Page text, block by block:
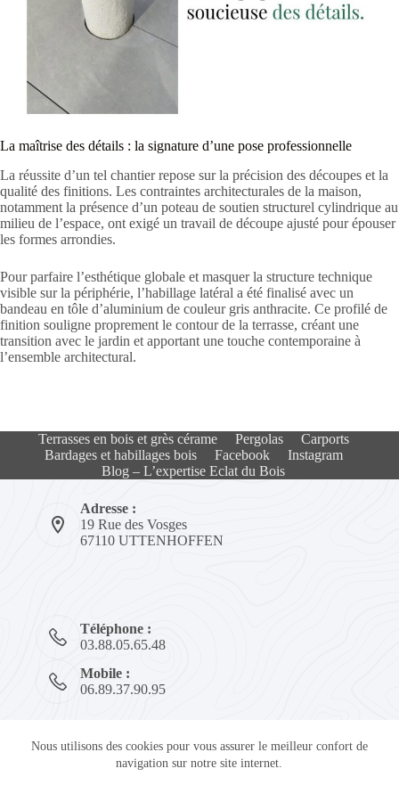
Nous utilisons des cookies pour vous assurer le meilleur confort de
navigation sur notre site internet.
La maîtrise des détails : la signature d’une pose professionnelle
La réussite d’un tel chantier repose sur la précision des découpes et la
qualité des finitions. Les contraintes architecturales de la maison,
notamment la présence d’un poteau de soutien structurel cylindrique au
milieu de l’espace, ont exigé un travail de découpe ajusté pour épouser
les formes arrondies.
Pour parfaire l’esthétique globale et masquer la structure technique
visible sur la périphérie, l’habillage latéral a été finalisé avec un
bandeau en tôle d’aluminium de couleur gris anthracite. Ce profilé de
finition souligne proprement le contour de la terrasse, créant une
transition avec le jardin et apportant une touche contemporaine à
l’ensemble architectural.
Terrasses en bois et grès cérame Pergolas
Carports
Bardages et habillages bois​
Facebook
Instagram
Blog – L’expertise Eclat du Bois
Adresse :
19 Rue des Vosges
67110 UTTENHOFFEN
Téléphone :
03.88.05.65.48
Mobile :
06.89.37.90.95
Politique de confidentialité
Mentions légales